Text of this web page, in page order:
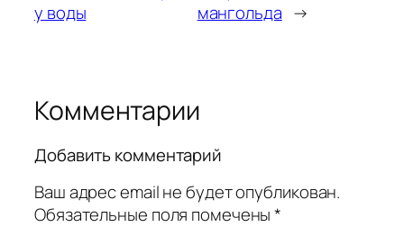
у воды
мангольда →
Комментарии
Добавить комментарий
Ваш адрес email не будет опубликован.
Обязательные поля помечены*